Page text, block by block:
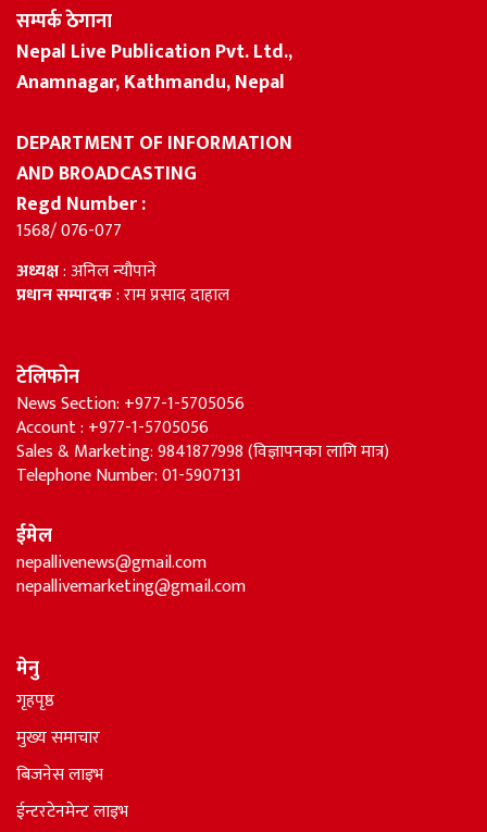
सम्पर्क ठेगाना
Nepal Live Publication Pvt. Ltd.,
Anamnagar, Kathmandu, Nepal
DEPARTMENT OF INFORMATION
AND BROADCASTING
Regd Number :
1568/ 076-077
अध्यक्ष: अनिल न्यौपाने
प्रधान सम्पादक: राम प्रसाद दाहाल
टेलिफोन
News Section: +977-1-5705056
Account : +977-1-5705056
Sales & Marketing: 9841877998 (विज्ञापनका लागि मात्र)
Telephone Number: 01-5907131
ईमेल
nepallivenews@gmail.com
nepallivemarketing@gmail.com
मेनु
गृहपृष्ठ
मुख्य समाचार
बिजनेस लाइभ
ईन्टरटेनमेन्ट लाइभ